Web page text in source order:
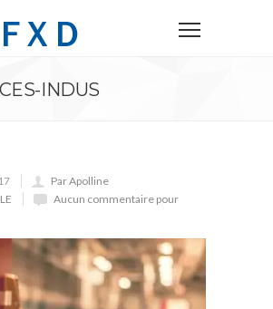
INDUS
Par Apolline
Aucun commentaire pour